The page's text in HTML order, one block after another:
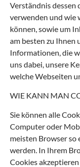
Verständnis dessen
verwenden und wie
können, sowie um
am besten zu Ihnen
Informationen, die
uns dabei, unsere
welche Webseiten
WIE KANN MAN
Sie können alle
Computer oder
meisten Browser so
werden. In Ihrem
Cookies